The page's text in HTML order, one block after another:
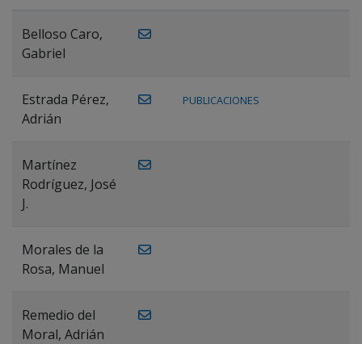
Belloso Caro,
Gabriel
Estrada Pérez,
Adrián
PUBLICACIONES
Martínez
Rodríguez, José
J.
Morales de la
Rosa, Manuel
Remedio del
Moral, Adrián